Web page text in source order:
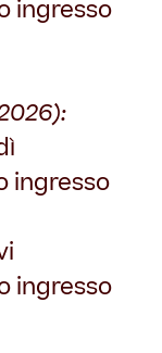
ingresso
ingresso
ingresso